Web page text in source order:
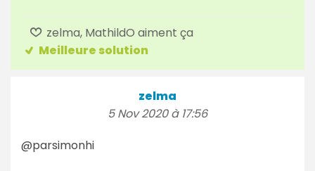
zelma, MathildO aiment ça
Meilleure solution
zelma
5 Nov 2020 à 17:56
@parsimonhi